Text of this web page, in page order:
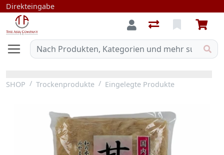
Direkteingabe
SHOP Trockenprodukte Eingelegte Produkte